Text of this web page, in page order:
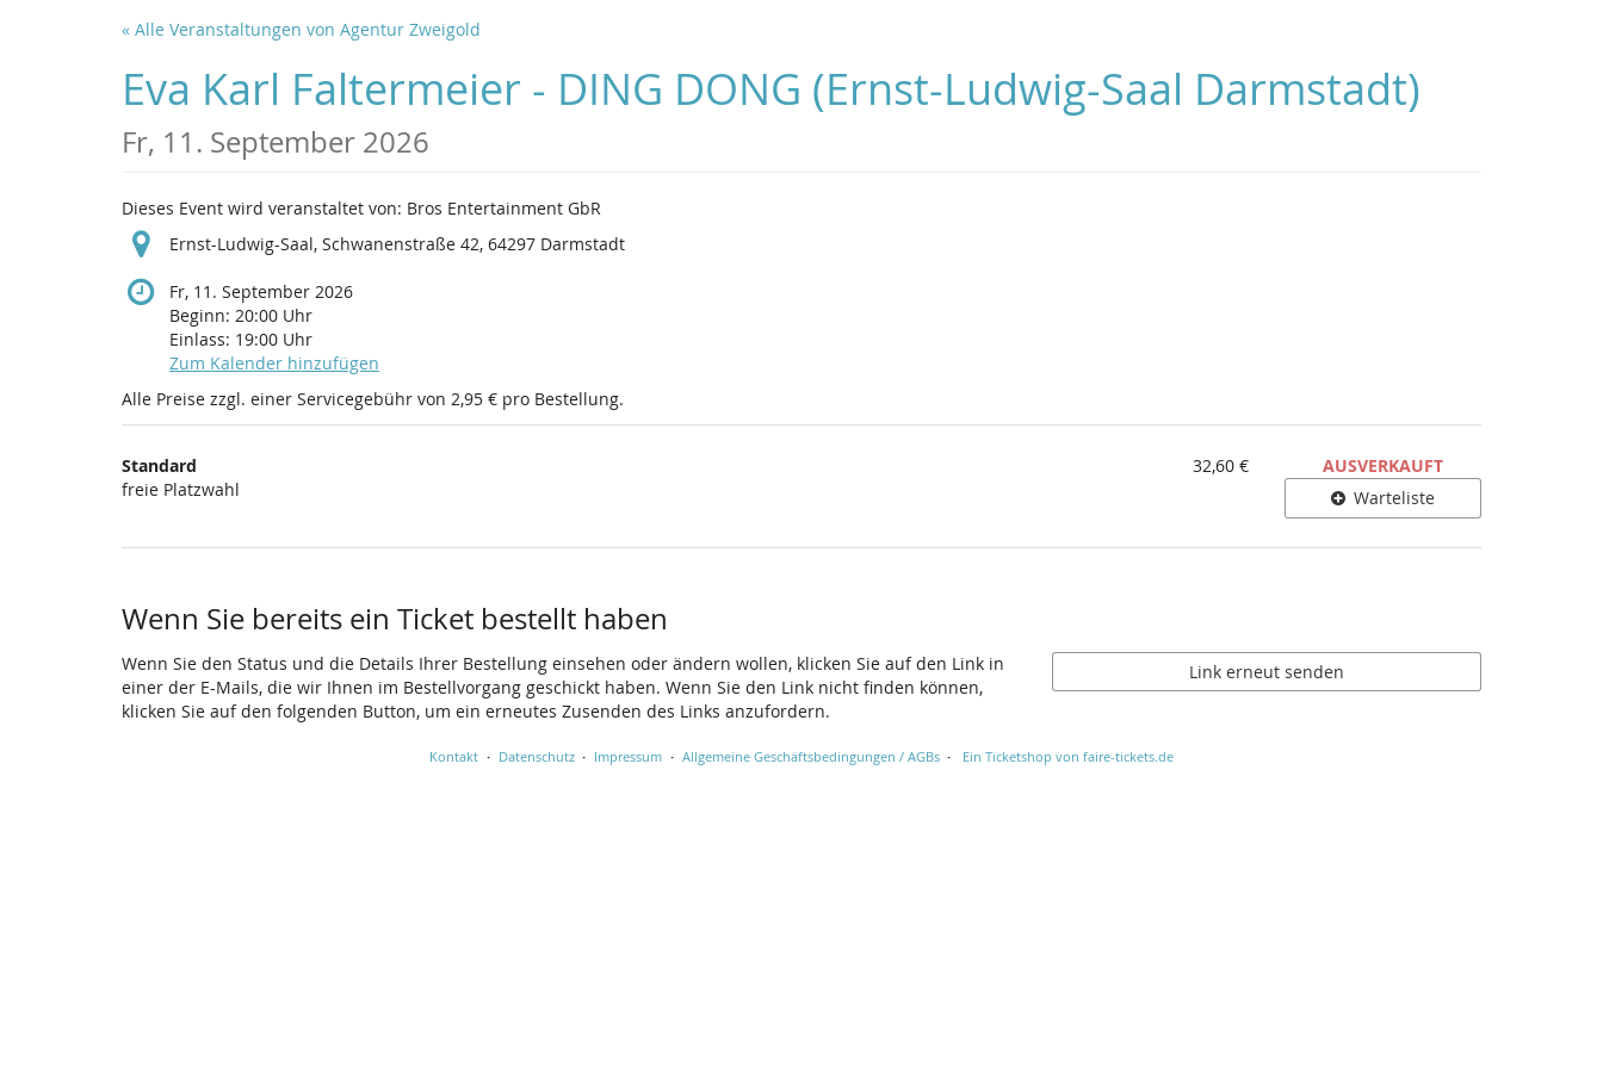
« Alle Veranstaltungen von Agentur Zweigold
Eva Karl Faltermeier - DING DONG (Ernst-Ludwig-Saal Darmstadt)
Fr, 11. September 2026
Dieses Event wird veranstaltet von: Bros Entertainment GbR
Ernst-Ludwig-Saal, Schwanenstraße 42, 64297 Darmstadt
Fr, 11. September 2026
Beginn: 20:00 Uhr
Einlass: 19:00 Uhr
Zum Kalender hinzufügen
Alle Preise zzgl. einer Servicegebühr von 2,95 € pro Bestellung.
Produkte
Unkategorisierte
Standard
freie Platzwahl
32,60 €
AUSVERKAUFT
Warteliste
Wenn Sie bereits ein Ticket bestellt haben
Wenn Sie den Status und die Details Ihrer Bestellung einsehen oder ändern wollen, klicken Sie auf den Link in
einer der E-Mails, die wir Ihnen im Bestellvorgang geschickt haben. Wenn Sie den Link nicht finden können,
klicken Sie auf den folgenden Button, um ein erneutes Zusenden des Links anzufordern.
Link erneut senden
Kontakt Datenschutz Impressum Allgemeine Geschäftsbedingungen / AGBs Ein Ticketshop von faire-tickets.de